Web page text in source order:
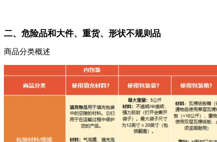
二、 危险品和大件、重货、形状不规则品
商品分类概述